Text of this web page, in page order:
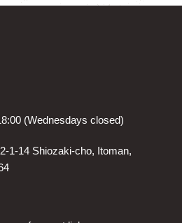
(Wednesdays closed)
1-14 Shiozaki-cho, Itoman,